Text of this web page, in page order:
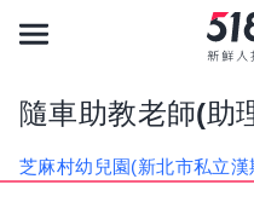
隨車助教老師(助
芝麻村幼兒園(新北市私立